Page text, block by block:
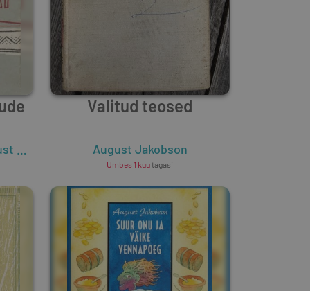
Erni Krusten,Eduard Männik
Valitud teosed
August Jakobson
Umbes 1 kuutagasi